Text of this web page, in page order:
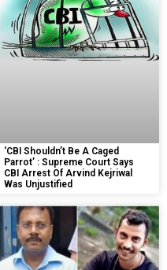
‘CBI Shouldn’t Be A Caged
Parrot’ : Supreme Court Says
CBI Arrest Of Arvind Kejriwal
Was Unjustified